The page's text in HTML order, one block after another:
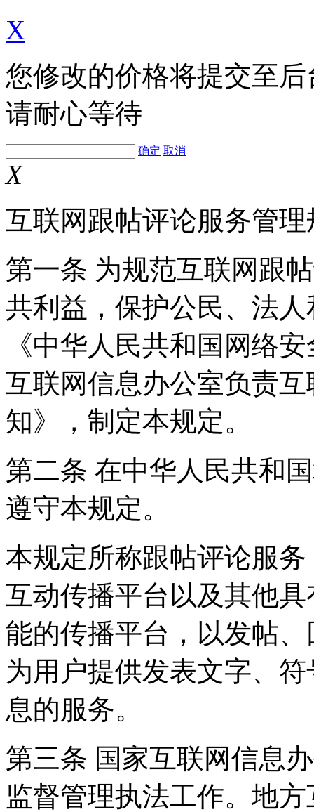
X
您修改的价格将提交至
请耐心等待
确定 取消
X
互联网跟帖评论服务管理
第一条 为规范互联网跟
共利益，保护公民、法
《中华人民共和国网络
互联网信息办公室负责
知》，制定本规定。
第二条 在中华人民共和
遵守本规定。
本规定所称跟帖评论服
互动传播平台以及其他
能的传播平台，以发帖
为用户提供发表文字、
息的服务。
第三条 国家互联网信息
监督管理执法工作。地